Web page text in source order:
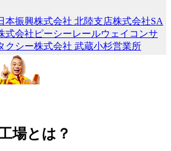
本振興株式会社 北陸支店株式会社SA
式会社ピーシーレールウェイコンサ
クシー株式会社 武蔵小杉営業所
場とは？